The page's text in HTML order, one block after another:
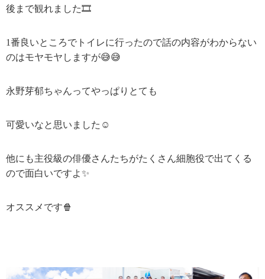
後まで観れました🎞️
1番良いところでトイレに行ったので話の内容がわからない
のはモヤモヤしますが😅😅
永野芽郁ちゃんってやっぱりとても
可愛いなと思いました☺️
他にも主役級の俳優さんたちがたくさん細胞役で出てくる
ので面白いですよ✨
オススメです🍿